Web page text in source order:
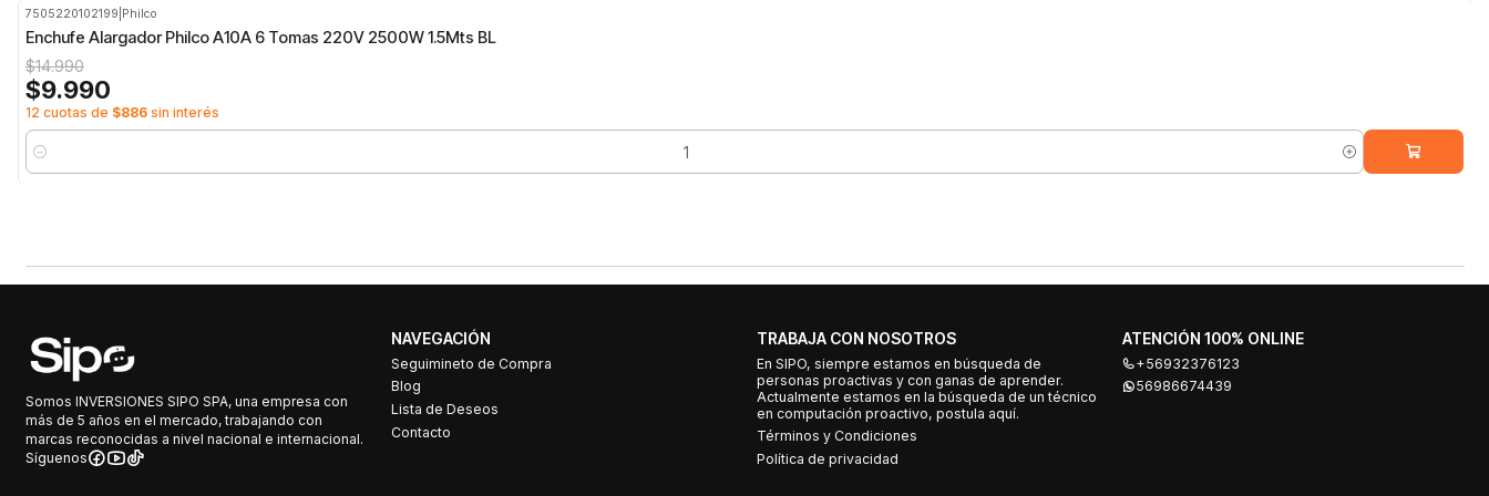
7505220102199 Philco
Enchufe Alargador Philco A10A 6 Tomas 220V 2500W 1.5Mts BL
$14.990
$9.990
12 cuotas de $886sin interés
Cantidad
Somos INVERSIONES SIPO SPA, una empresa con
más de 5 años en el mercado, trabajando con
marcas reconocidas a nivel nacional e internacional.
Síguenos
NAVEGACIÓN
Seguimineto de Compra
Blog
Lista de Deseos
Contacto
TRABAJA CON NOSOTROS
En SIPO, siempre estamos en búsqueda de
personas proactivas y con ganas de aprender.
Actualmente estamos en la búsqueda de un técnico
en computación proactivo, postula aquí.
Términos y Condiciones
Política de privacidad
ATENCIÓN 100% ONLINE
+56932376123
56986674439